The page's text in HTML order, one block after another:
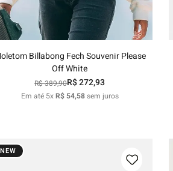
Adicionar ao carrinho
Billabong Fech Souvenir Please
Off White
R$389,90R$272,93
Em até 5xR$ 54,58sem juros
NEW